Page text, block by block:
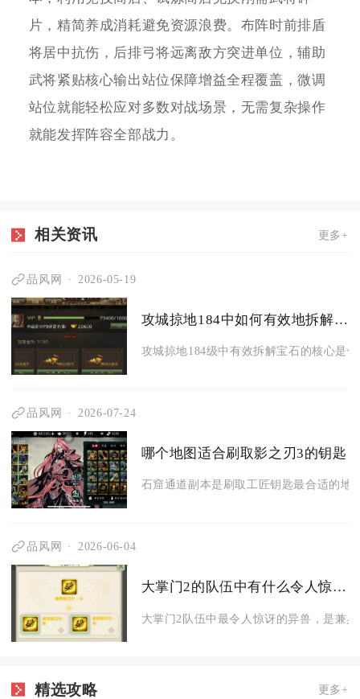
片，精简养成消耗避免资源浪费。布阵时前排盾
将居中抗伤，后排弓将远离敌方突进单位，辅助
武将紧贴核心输出站位保障增益全程覆盖，微调
站位就能轻松应对多数对战场景，无需复杂操作
就能发挥阵容全部战力。
相关资讯 更多+
品风网 2026-05-19
攻城掠地184中如何有效地拆解宝石
攻城掠地184级中有效拆解宝石的核心是
品风网 2026-07-24
哪个地图适合刷取影之刃3的钥匙
石窟通道副本是刷取工匠钥匙最合适的地
品风网 2026-06-04
大掌门2的队伍中有什么令人惊讶的异兽
大掌门2队伍中最令人惊讶的异兽，是兼
精选攻略 更多+